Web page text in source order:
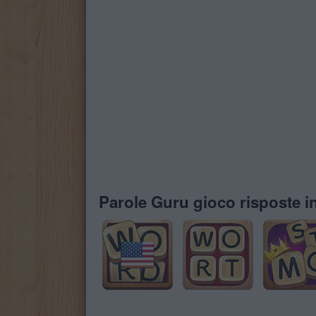
Parole Guru gioco risposte